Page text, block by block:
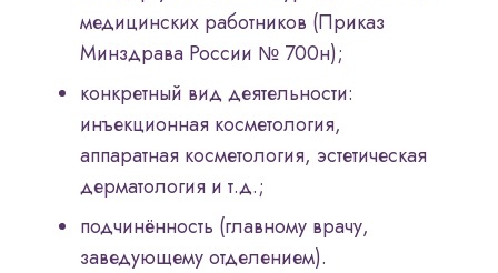
медицинских работников (Приказ
Минздрава России № 700н);
конкретный вид деятельности:
инъекционная косметология,
аппаратная косметология, эстетическая
дерматология и т.д.;
подчинённость (главному врачу,
заведующему отделением).